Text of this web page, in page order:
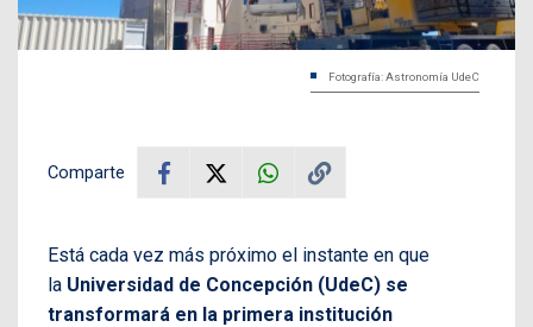
Fotografía: Astronomía UdeC
Comparte
Está cada vez más próximo el instante en que
la Universidad de Concepción (UdeC) se
transformará en la primera institución